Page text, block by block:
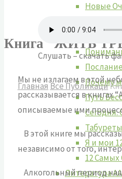
Новые
Почему
Путь
Сегодня.
Я и мои
12
Литература
Книга “ЖИТЬ
Главная Все Публикаци
Слушать – скачать
Мы не излагаем в этой
рассказывается в
описываемые ими
В этой книге мы
независимо от того,
Алкогольный период